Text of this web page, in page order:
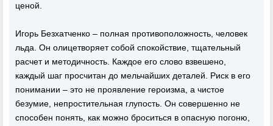
ценой.
Игорь Безхатченко – полная противоположность, человек
льда. Он олицетворяет собой спокойствие, тщательный
расчет и методичность. Каждое его слово взвешено,
каждый шаг просчитан до мельчайших деталей. Риск в его
понимании – это не проявление героизма, а чистое
безумие, непростительная глупость. Он совершенно не
способен понять, как можно броситься в опасную погоню,